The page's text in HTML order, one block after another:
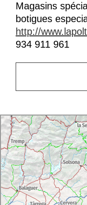
Magasins
botigues
http://
934 911 961